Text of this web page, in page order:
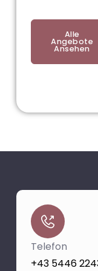
Alle
Angebote
Ansehen
Telefon
+43 5446